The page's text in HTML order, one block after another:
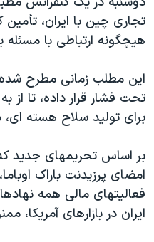
نرگس محمدی برنده جایزه
صفحه‌های ویژه
سفر پرزیدنت ترامپ به چین
تجاری چين با ايران،
هيچگونه ارتباطی با مسئله
اين مطلب زمانی مطرح شده
تحت فشار قرار داده، تا از
برای توليد سلاح هسته ای،
بر اساس تحريمهای جديد
امضای پرزيدنت باراک
فعاليتهای مالی همه
ايران در بازارهای آمريکا،